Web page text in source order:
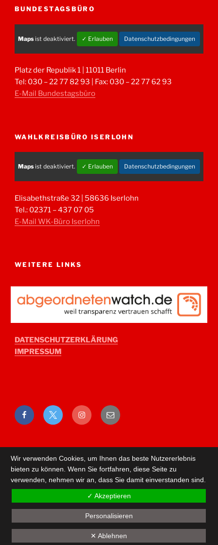
BUNDESTAGSBÜRO
Maps ist deaktiviert. ✓ Erlauben Datenschutzbedingungen
Platz der Republik 1 | 11011 Berlin
Tel: 030 – 22 77 82 93 | Fax: 030 – 22 77 62 93
E-Mail Bundestagsbüro
WAHLKREISBÜRO ISERLOHN
Maps ist deaktiviert. ✓ Erlauben Datenschutzbedingungen
Elisabethstraße 32 | 58636 Iserlohn
Tel.: 02371 – 437 07 05
E-Mail WK-Büro Iserlohn
WEITERE LINKS
DATENSCHUTZERKLÄRUNG
IMPRESSUM
FacebookTwitter Instagram
E-
Mail
Wir verwenden Cookies, um Ihnen das beste Nutzererlebnis
bieten zu können. Wenn Sie fortfahren, diese Seite zu
verwenden, nehmen wir an, dass Sie damit einverstanden sind.
✓ Akzeptieren
Personalisieren
✕ Ablehnen